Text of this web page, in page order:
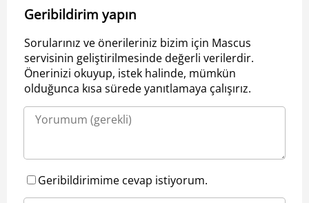
Geribildirim yapın
Sorularınız ve önerileriniz bizim için Mascus
servisinin geliştirilmesinde değerli verilerdir.
Önerinizi okuyup, istek halinde, mümkün
olduğunca kısa sürede yanıtlamaya çalışırız.
Geribildirimime cevap istiyorum.